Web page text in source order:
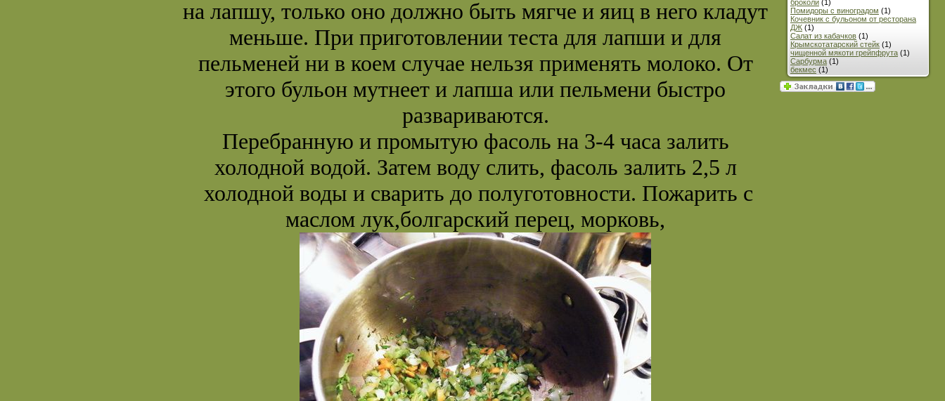
на лапшу, только оно должно быть мягче и яиц в него кладут
меньше. При приготовлении теста для лапши и для
пельменей ни в коем случае нельзя применять молоко. От
этого бульон мутнеет и лапша или пельмени быстро
развариваются.
Перебранную и промытую фасоль на 3-4 часа залить
холодной водой. Затем воду слить, фасоль залить 2,5 л
холодной воды и сварить до полуготовности. Пожарить с
маслом лук,болгарский перец, морковь,
броколи (1)
Помидоры с виноградом (1)
Кочевник с бульоном от ресторана
ДЖ (1)
Салат из кабачков (1)
Крымскотатарский стейк (1)
чищенной мякоти грейпфрута (1)
Сарбурма (1)
бекмес (1)